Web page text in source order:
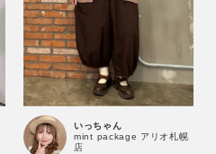
いっちゃん
mint package アリオ札幌
店